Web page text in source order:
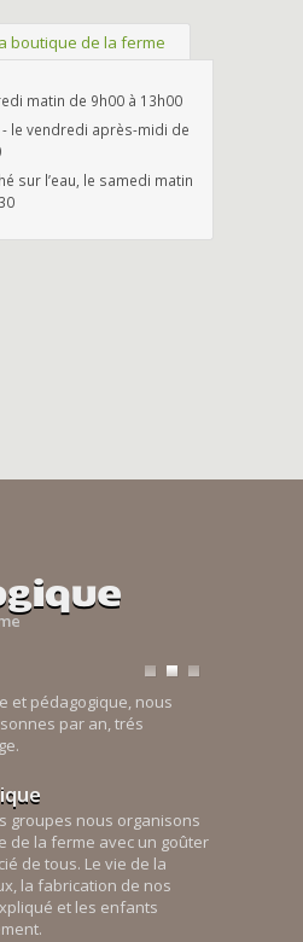
boutique de la ferme
matin de 9h00 à 13h00
- le vendredi après-midi de
sur l’eau, le samedi matin
et pédagogique, nous
par an, trés
groupes nous organisons
de la ferme avec un goûter
de tous. Le vie de la
la fabrication de nos
et les enfants